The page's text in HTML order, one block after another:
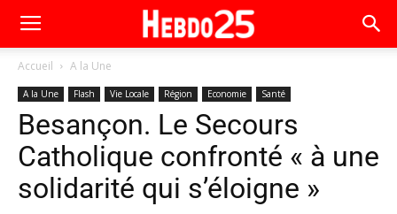
Accueil A la Une
A la Une Flash Vie Locale Région Economie Santé
Besançon. Le Secours
Catholique confronté « à une
solidarité qui s’éloigne »